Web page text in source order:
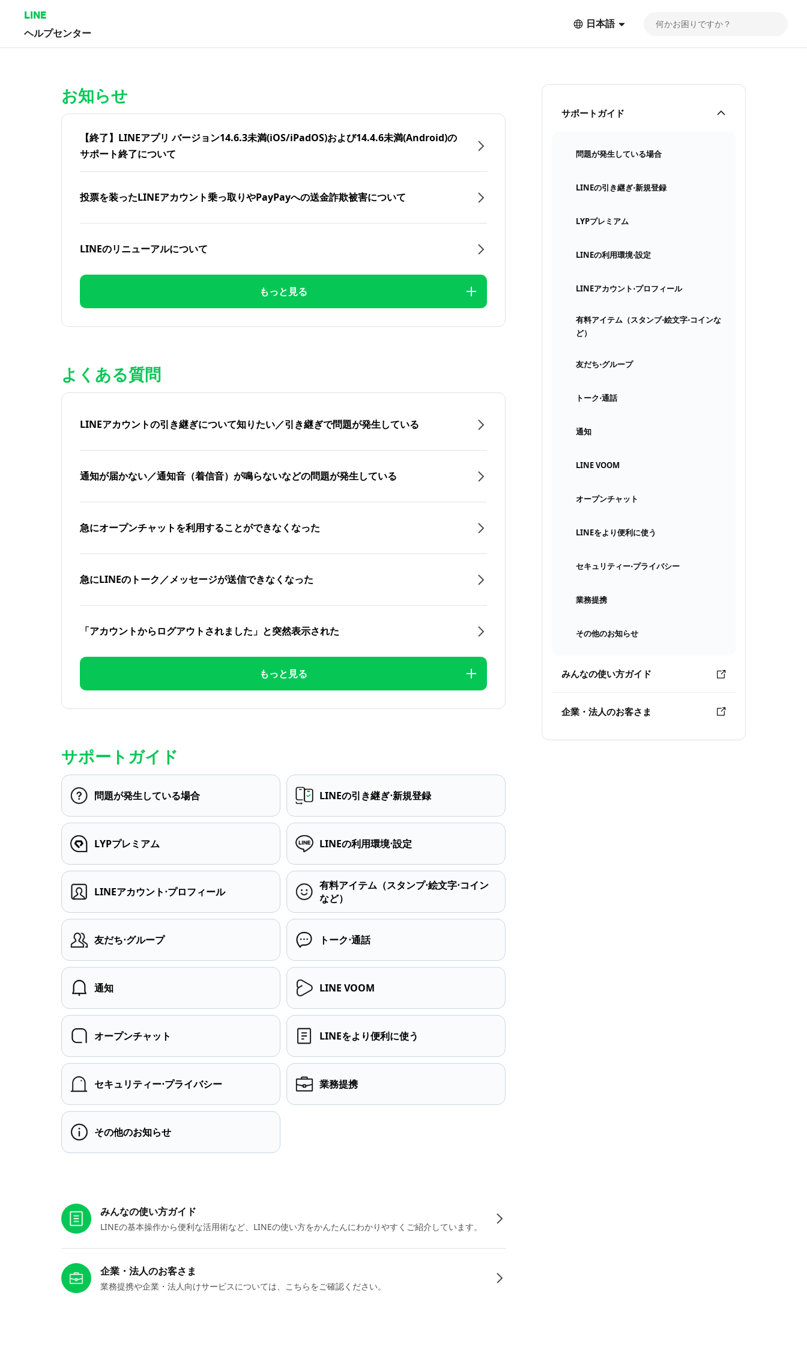
LINE
ヘルプセンター
日本語
サポートガイド
問題が発生している場合
LINEの引き継ぎ⋅新規登録
LYPプレミアム
LINEの利用環境⋅設定
LINEアカウント⋅プロフィール
有料アイテム（スタンプ⋅絵文字⋅コインな
ど）
友だち⋅グループ
トーク⋅通話
通知
LINE VOOM
オープンチャット
LINEをより便利に使う
セキュリティー⋅プライバシー
業務提携
その他のお知らせ
みんなの使い方ガイド
企業・法人のお客さま
お知らせ
【終了】LINEアプリ バージョン14.6.3未満(iOS/iPadOS)および14.4.6未満(Android)の
サポート終了について
投票を装ったLINEアカウント乗っ取りやPayPayへの送金詐欺被害について
LINEのリニューアルについて
もっと見る
よくある質問
LINEアカウントの引き継ぎについて知りたい／引き継ぎで問題が発生している
通知が届かない／通知音（着信音）が鳴らないなどの問題が発生している
急にオープンチャットを利用することができなくなった
急にLINEのトーク／メッセージが送信できなくなった
「アカウントからログアウトされました」と突然表示された
もっと見る
サポートガイド
問題が発生している場合 LINEの引き継ぎ⋅新規登録
LYPプレミアム LINEの利用環境⋅設定
LINEアカウント⋅プロフィール
有料アイテム（スタンプ⋅絵文字⋅コイン
など）
友だち⋅グループ トーク⋅通話
通知 LINE VOOM
オープンチャット LINEをより便利に使う
セキュリティー⋅プライバシー 業務提携
その他のお知らせ
みんなの使い方ガイド
LINEの基本操作から便利な活用術など、LINEの使い方をかんたんにわかりやすくご紹介しています。
企業・法人のお客さま
業務提携や企業・法人向けサービスについては、こちらをご確認ください。